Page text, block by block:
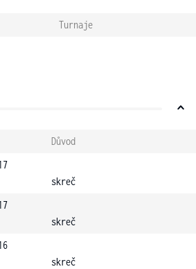
Turnaje
Důvod
skreč
skreč
skreč